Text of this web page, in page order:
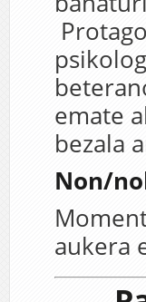
emate
bezala
Non/
aukera